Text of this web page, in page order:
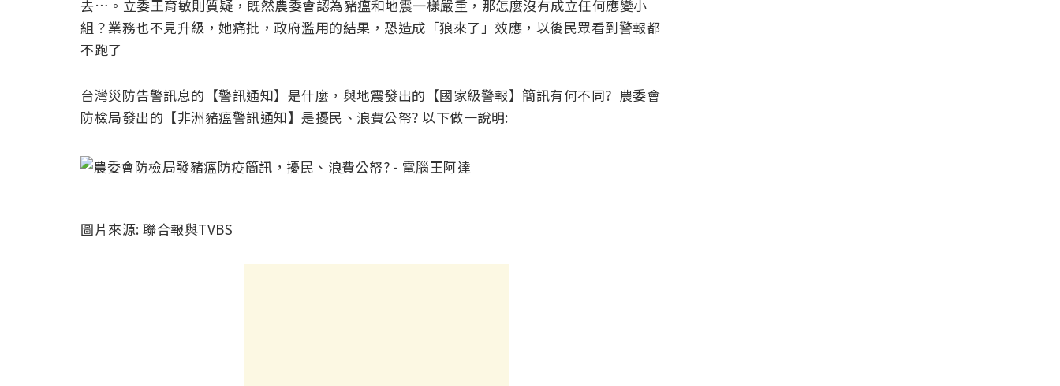
去…。立委王育敏則質疑，既然農委會認為豬瘟和地震一樣嚴重，那怎麼沒有成立任何應變小
組？業務也不見升級，她痛批，政府濫用的結果，恐造成「狼來了」效應，以後民眾看到警報都
不跑了
台灣災防告警訊息的【警訊通知】是什麼，與地震發出的【國家級警報】簡訊有何不同? 農委會
防檢局發出的【非洲豬瘟警訊通知】是擾民、浪費公帑? 以下做一說明:
圖片來源: 聯合報與TVBS